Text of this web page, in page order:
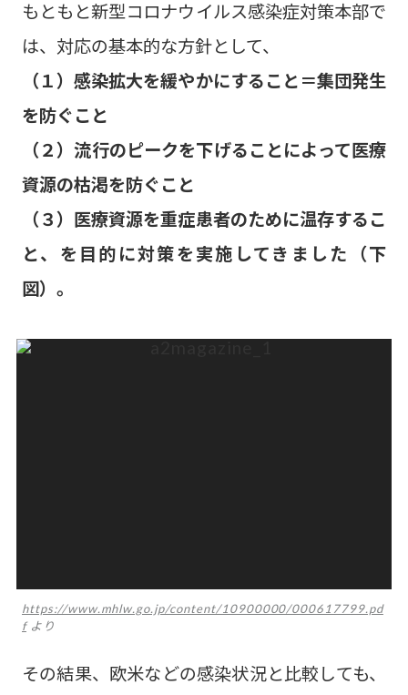
もともと新型コロナウイルス感染症対策本部で
は、対応の基本的な方針として、
（１）感染拡大を緩やかにすること＝集団発生
を防ぐこと
（２）流行のピークを下げることによって医療
資源の枯渇を防ぐこと
（３）医療資源を重症患者のために温存するこ
と、を目的に対策を実施してきました（下
図）。
https://www.mhlw.go.jp/content/10900000/000617799.pd
f より
その結果、欧米などの感染状況と比較しても、